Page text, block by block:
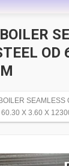
OD
60.30 X 3.60 X